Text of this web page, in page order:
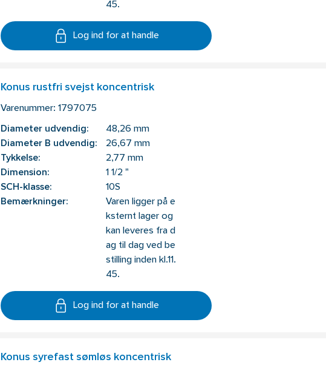
45.
Log ind for at handle
Konus rustfri svejst koncentrisk
Varenummer: 1797075
Diameter udvendig:
48,26 mm
Diameter B udvendig:
26,67 mm
Tykkelse:
2,77 mm
Dimension:
1 1/2 "
SCH-klasse:
10S
Bemærkninger:
Varen ligger på e
ksternt lager og
kan leveres fra d
ag til dag ved be
stilling inden kl.11.
45.
Log ind for at handle
Konus syrefast sømløs koncentrisk